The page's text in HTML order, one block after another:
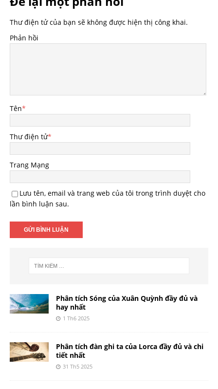
Thư điện tử của bạn sẽ không được hiện thị công khai.
Phản hồi
Tên*
Thư điện tử*
Trang Mạng
Lưu tên, email và trang web của tôi trong trình duyệt cho
lần bình luận sau.
Phân tích Sóng của Xuân Quỳnh đầy đủ và
hay nhất
1 Th6 2025
Phân tích đàn ghi ta của Lorca đầy đủ và chi
tiết nhất
31 Th5 2025